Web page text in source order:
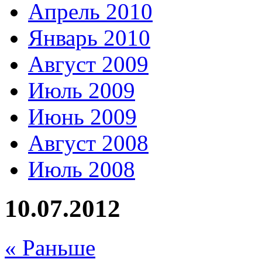
Апрель 2010
Январь 2010
Август 2009
Июль 2009
Июнь 2009
Август 2008
Июль 2008
10.07.2012
« Раньше